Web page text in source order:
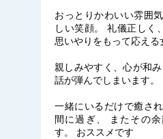
おっとりかわいい雰囲
しい笑顔。 礼儀正しく
思いやりをもって応える
親しみやすく、心が和
話が弾んでしまいます。
一緒にいるだけで癒さ
間に過ぎ、 またその
す。 おススメです